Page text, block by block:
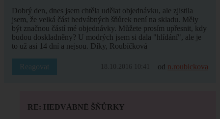
Dobrý den, dnes jsem chtěla udělat objednávku, ale zjistila
jsem, že velká část hedvábných šňůrek není na skladu. Měly
být značnou částí mé objednávky. Můžete prosím upřesnit, kdy
budou doskladněny? U modrých jsem si dala "hlídání", ale je
to už asi 14 dní a nejsou. Díky, Roubíčková
Reagovat 18.10.2016 10:41 od n.roubickova
RE: HEDVÁBNÉ ŠŇŮRKY